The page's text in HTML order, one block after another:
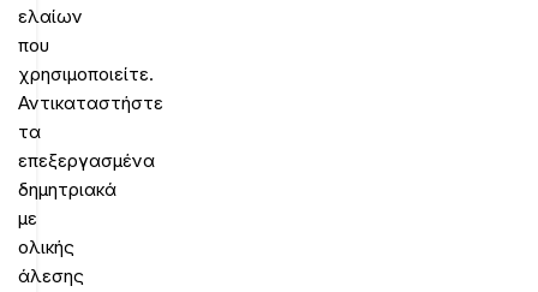
ελαίων
που
χρησιμοποιείτε.
Αντικαταστήστε
τα
επεξεργασμένα
δημητριακά
με
ολικής
άλεσης